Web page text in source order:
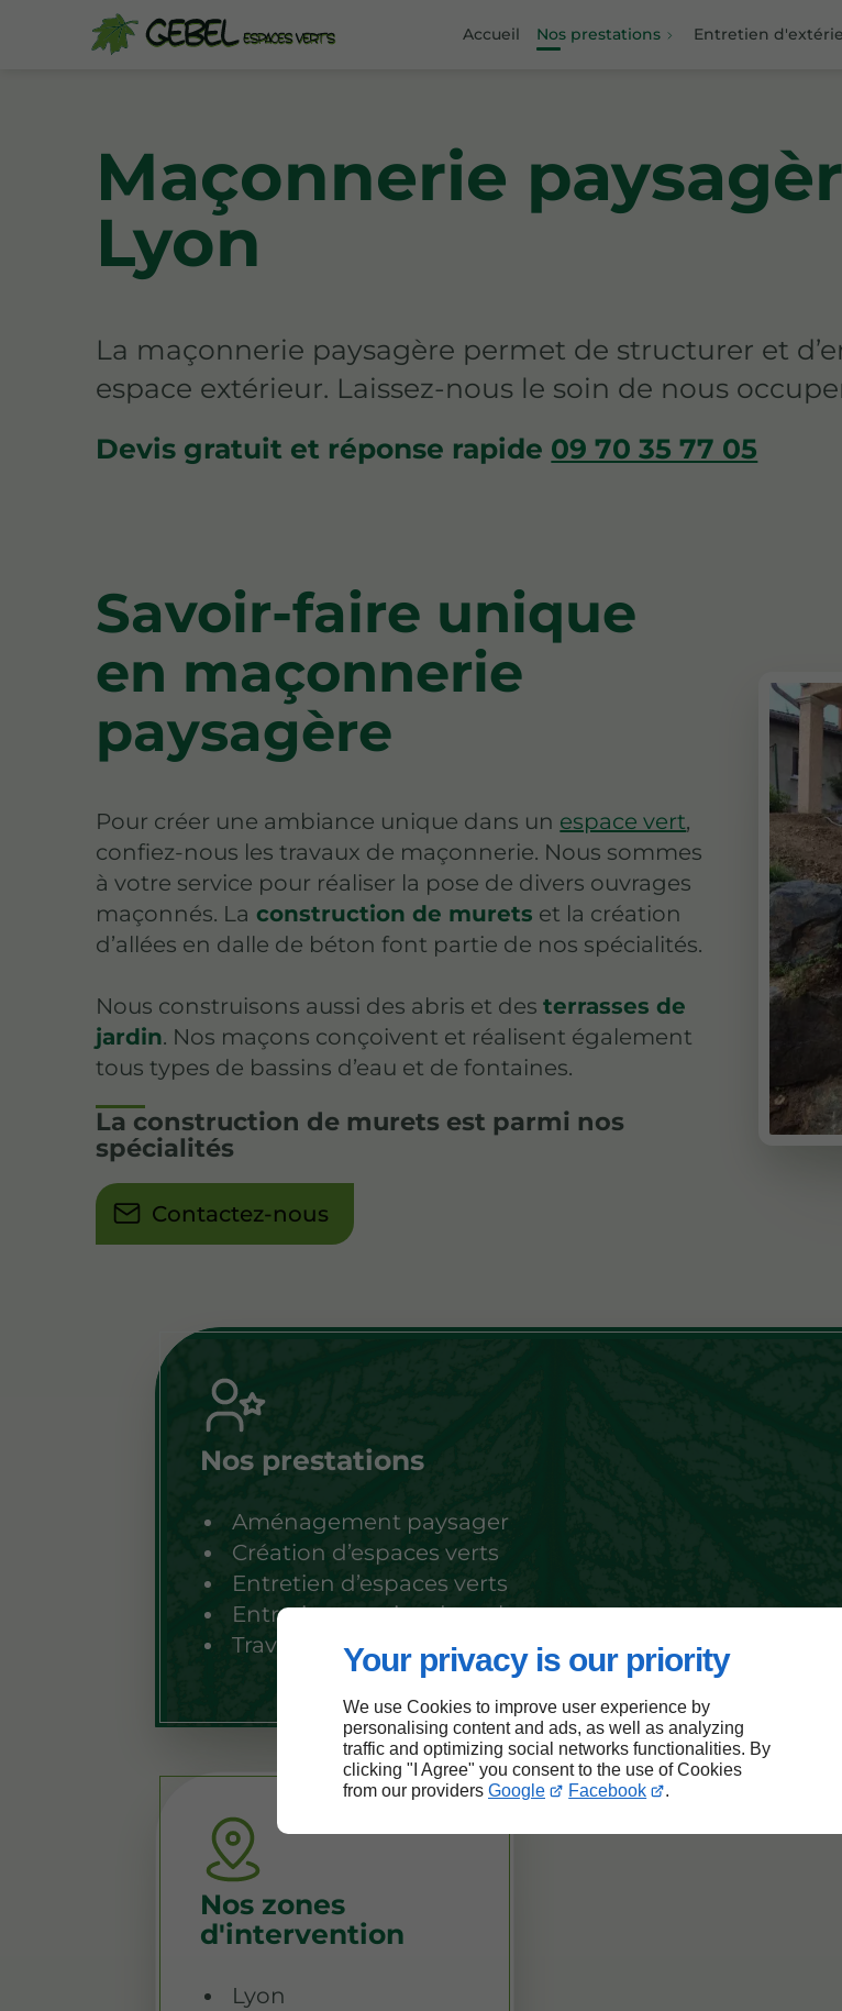
Your privacy is our priority
We use Cookies to improve user experience by
personalising content and ads, as well as analyzing
traffic and optimizing social networks functionalities. By
clicking "I Agree" you consent to the use of Cookies
from our providers Google Facebook .
Accueil Nos prestations Entretien
Maçonnerie
Lyon
La maçonnerie paysagère permet de structurer et
espace extérieur. Laissez-nous le soin de nous
Devis gratuit et réponse rapide 09 70 35 77 05
Savoir-faire unique
en maçonnerie
paysagère
Pour créer une ambiance unique dans un espace vert,
confiez-nous les travaux de maçonnerie. Nous sommes
à votre service pour réaliser la pose de divers ouvrages
maçonnés. La construction de murets et la création
d’allées en dalle de béton font partie de nos spécialités.
Nous construisons aussi des abris et desterrasses de
jardin. Nos maçons conçoivent et réalisent également
tous types de bassins d’eau et de fontaines.
La construction de murets est parmi nos
spécialités
Contactez-nous
Nos prestations
Aménagement paysager
Création d’espaces verts
Entretien d’espaces verts
Entretien et soins des arbres
Travaux d’élagage et d’abattage d’arbres
Nos zones
d'intervention
Lyon